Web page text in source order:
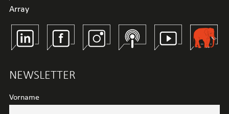
Array
Linkedin Facebook Instagram Spotify Youtube
NEWSLETTER
Vorname